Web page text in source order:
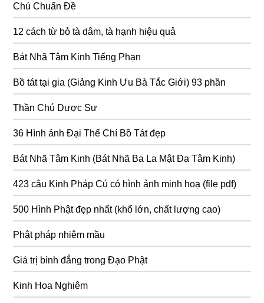
Chú Chuẩn Đề
12 cách từ bỏ tà dâm, tà hạnh hiệu quả
Bát Nhã Tâm Kinh Tiếng Phạn
Bồ tát tại gia (Giảng Kinh Ưu Bà Tắc Giới) 93 phần
Thần Chú Dược Sư
36 Hình ảnh Đại Thế Chí Bồ Tát đẹp
Bát Nhã Tâm Kinh (Bát Nhã Ba La Mật Đa Tâm Kinh)
423 câu Kinh Pháp Cú có hình ảnh minh hoạ (file pdf)
500 Hình Phật đẹp nhất (khổ lớn, chất lượng cao)
Phật pháp nhiệm mầu
Giá trị bình đẳng trong Đạo Phật
Kinh Hoa Nghiêm